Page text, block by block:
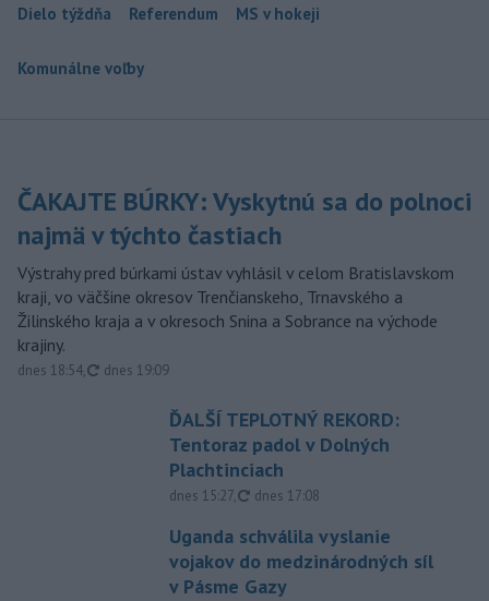
Dielo týždňa Referendum MS v hokeji
Komunálne voľby
ČAKAJTE BÚRKY: Vyskytnú sa do polnoci
najmä v týchto častiach
Výstrahy pred búrkami ústav vyhlásil v celom Bratislavskom
kraji, vo väčšine okresov Trenčianskeho, Trnavského a
Žilinského kraja a v okresoch Snina a Sobrance na východe
krajiny.
dnes 18:54, aktualizované
dnes 19:09
ĎALŠÍ TEPLOTNÝ REKORD:
Tentoraz padol v Dolných
Plachtinciach
dnes 15:27, aktualizované
dnes 17:08
Uganda schválila vyslanie
vojakov do medzinárodných síl
v Pásme Gazy